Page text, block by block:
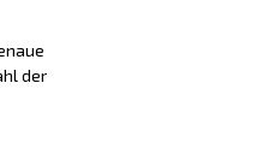
der